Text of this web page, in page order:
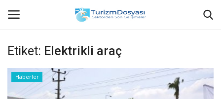
Anasayfa
Bize Ulaşın
Etiket: Elektrikli araç
Haberler